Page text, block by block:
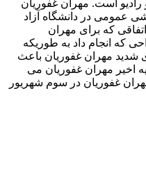
رادیو است. مهران غفوریان
عمومی در دانشگاه آزاد
که برای مهران
که انجام داد به طوریکه
شدید مهران غفوریان باعث
اخیر مهران غفوریان می
غفوریان در سوم شهریور